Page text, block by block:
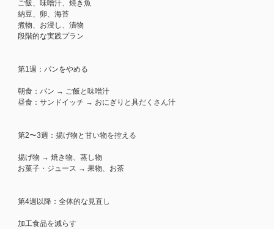
ご飯、味噌汁、焼き魚
納豆、卵、海苔
煮物、お浸し、漬物
段階的な実践プラン
第1週：パンをやめる
朝食：パン → ご飯と味噌汁
昼食：サンドイッチ → おにぎりと具だくさん汁
第2〜3週：揚げ物と甘い物を控える
揚げ物 → 焼き物、蒸し物
お菓子・ジュース → 果物、お茶
第4週以降：全体的な見直し
加工食品を減らす